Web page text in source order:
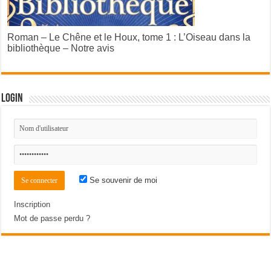
Roman – Le Chêne et le Houx, tome 1 : L’Oiseau dans la
bibliothèque – Notre avis
Login
Se souvenir de moi
Inscription
Mot de passe perdu ?